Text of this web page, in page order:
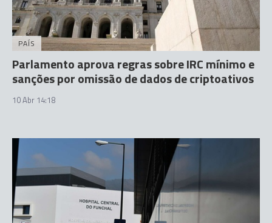
PAÍS
Parlamento aprova regras sobre IRC mínimo e
sanções por omissão de dados de criptoativos
10 Abr 14:18